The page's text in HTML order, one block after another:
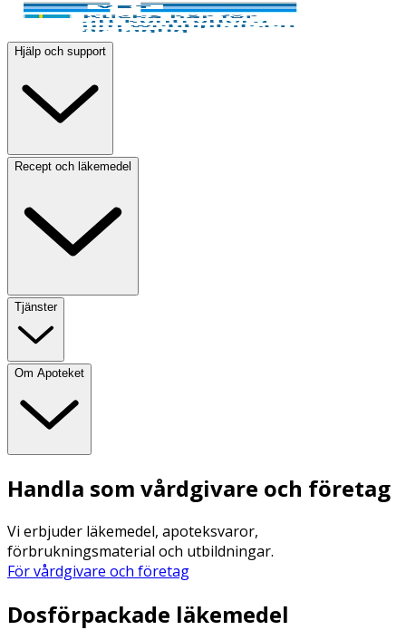
Hjälp och support
Recept och läkemedel
Tjänster
Om Apoteket
Handla som vårdgivare och företag
Vi erbjuder läkemedel, apoteksvaror,
förbrukningsmaterial och utbildningar.
För vårdgivare och företag
Dosförpackade läkemedel